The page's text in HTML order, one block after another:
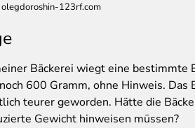
olegdoroshin-123rf.com
Bäckerei wiegt eine
600 Gramm, ohne Hinweis.
teurer geworden. Hätte die
Gewicht hinweisen müssen?